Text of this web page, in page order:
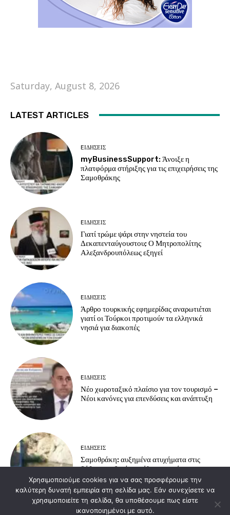
Saturday, August 8, 2026
LATEST ARTICLES
EΙΔΗΣΕΙΣ
myBusinessSupport: Άνοιξε η
πλατφόρμα στήριξης για τις επιχειρήσεις της
Σαμοθράκης
EΙΔΗΣΕΙΣ
Γιατί τρώμε ψάρι στην νηστεία του
Δεκαπενταύγουστου; Ο Μητροπολίτης
Αλεξανδρουπόλεως εξηγεί
EΙΔΗΣΕΙΣ
Άρθρο τουρκικής εφημερίδας αναρωτιέται
γιατί οι Τούρκοι προτιμούν τα ελληνικά
νησιά για διακοπές
EΙΔΗΣΕΙΣ
Νέο χωροταξικό πλαίσιο για τον τουρισμό –
Νέοι κανόνες για επενδύσεις και ανάπτυξη
EΙΔΗΣΕΙΣ
Σαμοθράκη: αυξημένα ατυχήματα στις
βάθρες – οδηγίες πρόληψης από το
Πυροσβεστικό Κλιμάκιο Σαμοθράκης
Load more
Χρησιμοποιούμε cookies για να σας προσφέρουμε την
καλύτερη δυνατή εμπειρία στη σελίδα μας. Εάν συνεχίσετε να
χρησιμοποιείτε τη σελίδα, θα υποθέσουμε πως είστε
ικανοποιημένοι με αυτό.